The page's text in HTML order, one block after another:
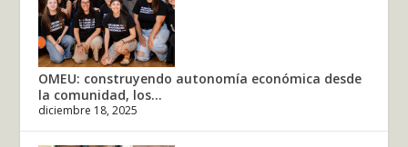
OMEU: construyendo autonomía económica desde
la comunidad, los...
diciembre 18, 2025